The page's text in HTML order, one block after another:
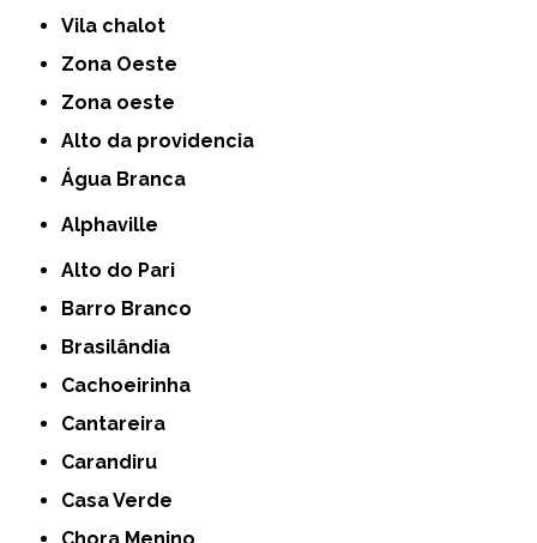
Vila chalot
Zona Oeste
Zona oeste
alto da providencia
Água Branca
Alphaville
Alto do Pari
Barro Branco
Brasilândia
Cachoeirinha
Cantareira
Carandiru
Casa Verde